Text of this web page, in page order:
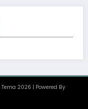
Tema 2026 | Powered By